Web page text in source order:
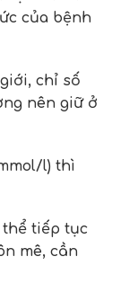
của bệnh
chỉ số
nên giữ ở
l) thì
tiếp tục
mê, cần